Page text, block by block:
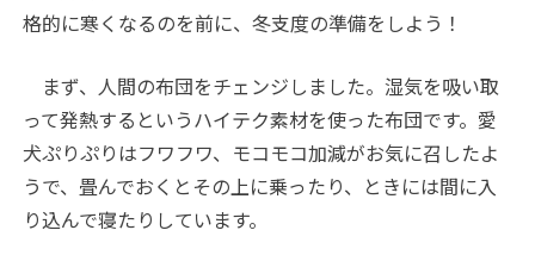
格的に寒くなるのを前に、冬支度の準備をしよう！
まず、人間の布団をチェンジしました。湿気を吸い取
って発熱するというハイテク素材を使った布団です。愛
犬ぷりぷりはフワフワ、モコモコ加減がお気に召したよ
うで、畳んでおくとその上に乗ったり、ときには間に入
り込んで寝たりしています。